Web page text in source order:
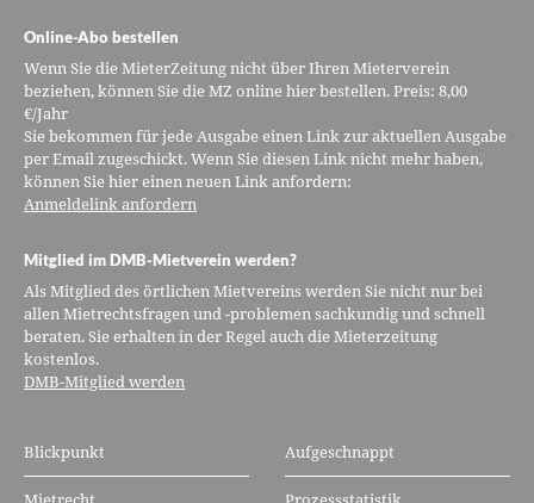
Online-Abo bestellen
Wenn Sie die MieterZeitung nicht über Ihren Mieterverein
beziehen, können Sie die MZ online hier bestellen. Preis: 8,00
€/Jahr
Sie bekommen für jede Ausgabe einen Link zur aktuellen Ausgabe
per Email zugeschickt. Wenn Sie diesen Link nicht mehr haben,
können Sie hier einen neuen Link anfordern:
Anmeldelink anfordern
Mitglied im DMB-Mietverein werden?
Als Mitglied des örtlichen Mietvereins werden Sie nicht nur bei
allen Mietrechtsfragen und -problemen sachkundig und schnell
beraten. Sie erhalten in der Regel auch die Mieterzeitung
kostenlos.
DMB-Mitglied werden
Blickpunkt Aufgeschnappt